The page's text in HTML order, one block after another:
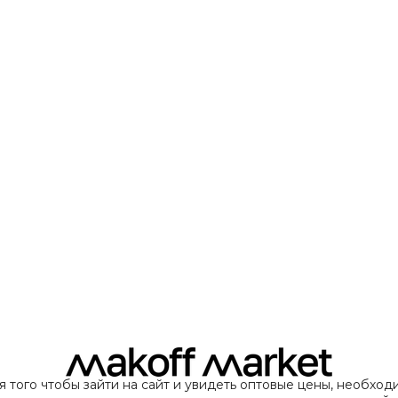
того чтобы зайти на сайт и увидеть оптовые цены,